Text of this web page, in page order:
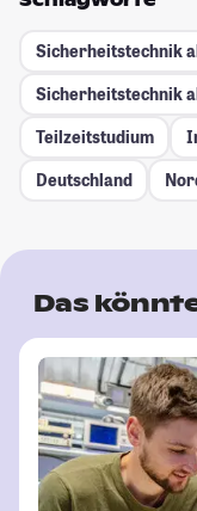
Sicherheitstechnik
Sicherheitstechnik
Teilzeitstudium
Deutschland
Das